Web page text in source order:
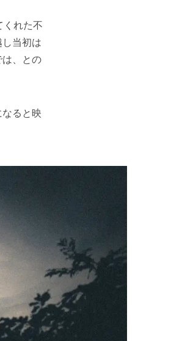
くれた不
当初は
、との
ると映